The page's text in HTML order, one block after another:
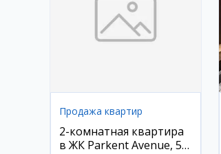
Продажа квартир
2-комнатная квартира
в ЖК Parkent Avenue, 56